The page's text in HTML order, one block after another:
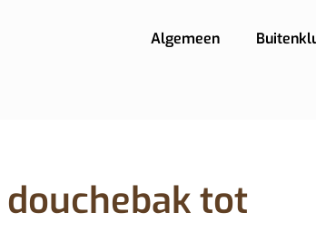
Algemeen
tot